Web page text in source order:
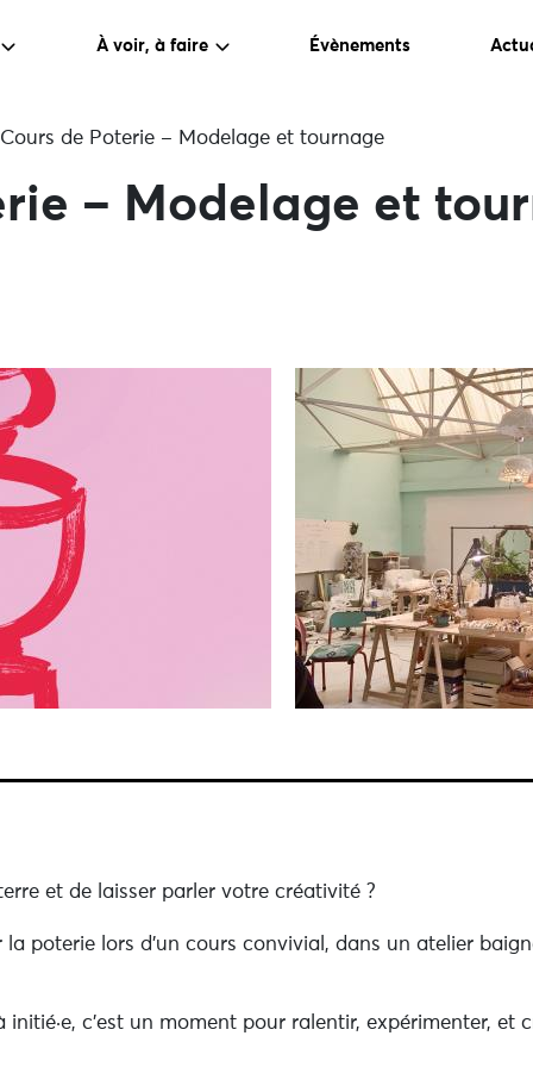
À voir, à faire Évènements
Cours de Poterie – Modelage et tournage
– Modelage et
et de laisser parler votre créativité ?
poterie lors d’un cours convivial, dans un atelier
initié·e, c’est un moment pour ralentir, expérimenter, et